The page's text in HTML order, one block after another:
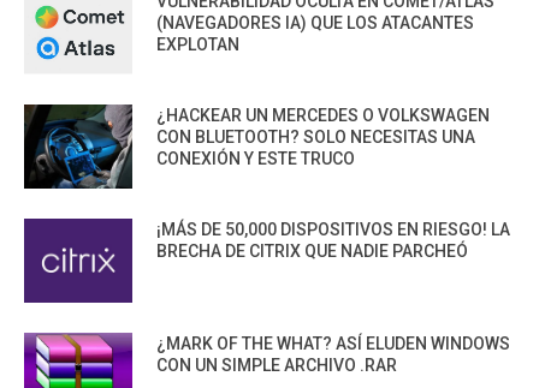
(NAVEGADORES IA) QUE LOS ATACANTES
EXPLOTAN
¿HACKEAR UN MERCEDES O VOLKSWAGEN
CON BLUETOOTH? SOLO NECESITAS UNA
CONEXIÓN Y ESTE TRUCO
¡MÁS DE 50,000 DISPOSITIVOS EN RIESGO! LA
BRECHA DE CITRIX QUE NADIE PARCHEÓ
¿MARK OF THE WHAT? ASÍ ELUDEN WINDOWS
CON UN SIMPLE ARCHIVO .RAR